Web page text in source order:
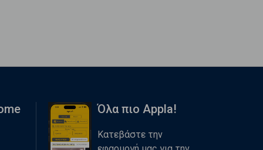
Όλα πιο Appla!
Κατεβάστε την